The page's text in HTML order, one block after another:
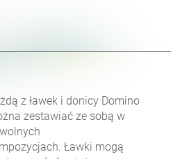
z ławek i donicy Domino
zestawiać ze sobą w
Ławki mogą